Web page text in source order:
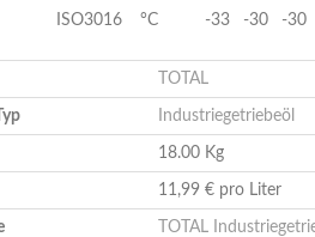
ISO3016 °C -33 -30 -30
TOTAL
Industriegetriebeöl
18.00 Kg
11,99 € pro Liter
TOTAL